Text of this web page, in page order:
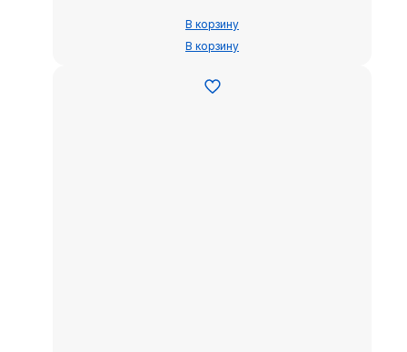
В корзину
В корзину